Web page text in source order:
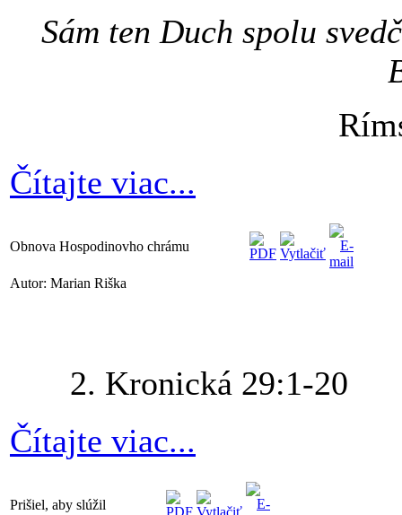
Sám ten Duch spolu
Čítajte viac...
Obnova Hospodinovho chrámu
Autor: Marian Riška
2. Kronická 29:1-20
Čítajte viac...
Prišiel, aby slúžil